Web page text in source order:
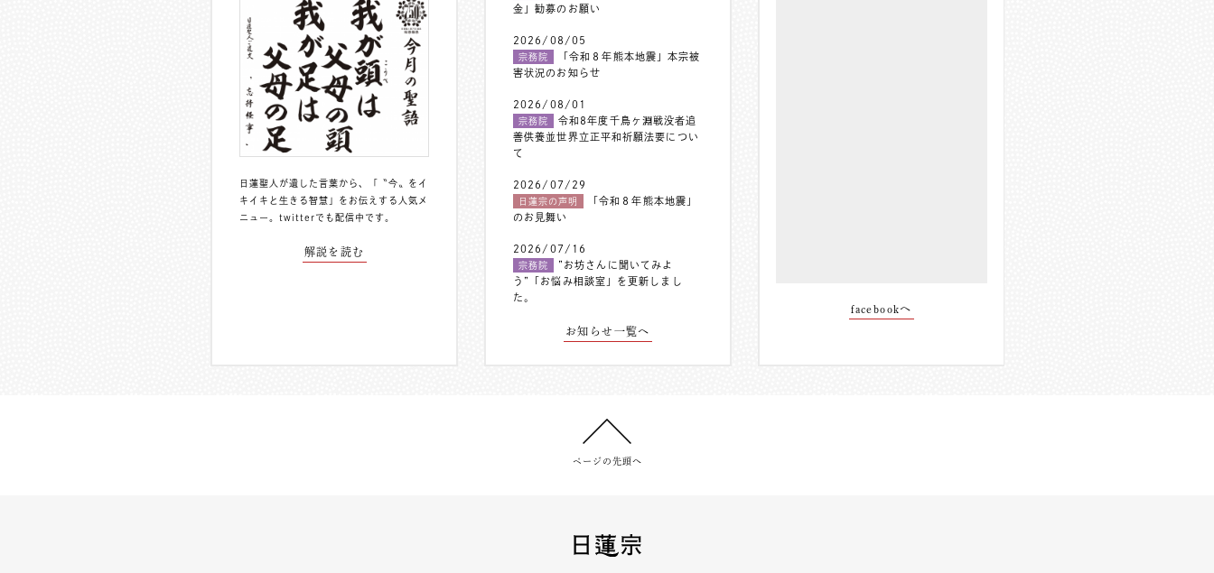
日蓮聖人が遺した言葉から、「〝今〟をイ
キイキと生きる智慧」をお伝えする人気メ
ニュー。 twitterでも配信中 です。
解説を読む
金」勧募のお願い
2026/08/05
宗務院
「令和８年熊本地震」本宗被
害状況のお知らせ
2026/08/01
宗務院
令和8年度千鳥ヶ淵戦没者追
善供養並世界立正平和祈願法要につい
て
2026/07/29
日蓮宗の声明
「令和８年熊本地震」
のお見舞い
2026/07/16
宗務院
”お坊さんに聞いてみよ
う”「お悩み相談室」を更新しまし
た。
お知らせ一覧へ
facebookへ
ページの先頭へ